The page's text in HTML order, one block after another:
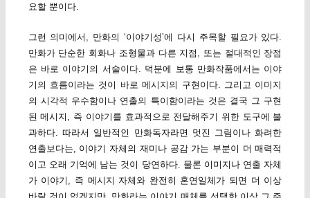
요할 뿐이다.
그런 의미에서, 만화의 ‘이야기성’에 다시 주목할 필요가 있다.
만화가 단순한 회화나 조형물과 다른 지점, 또는 절대적인 장점
은 바로 이야기의 서술이다. 덕분에 보통 만화작품에서는 이야
기의 흐름이라는 것이 바로 메시지의 구현이다. 그리고 이미지
의 시각적 우수함이나 연출의 특이함이라는 것은 결국 그 구현
된 메시지, 즉 이야기를 효과적으로 전달해주기 위한 도구에 불
과하다. 따라서 일반적인 만화독자라면 멋진 그림이나 화려한
연출보다는, 이야기 자체의 재미나 공감 가는 부분이 더 매력적
이고 오래 기억에 남는 것이 당연하다. 물론 이미지나 연출 자체
가 이야기, 즉 메시지 자체와 완전히 혼연일체가 되면 더 이상